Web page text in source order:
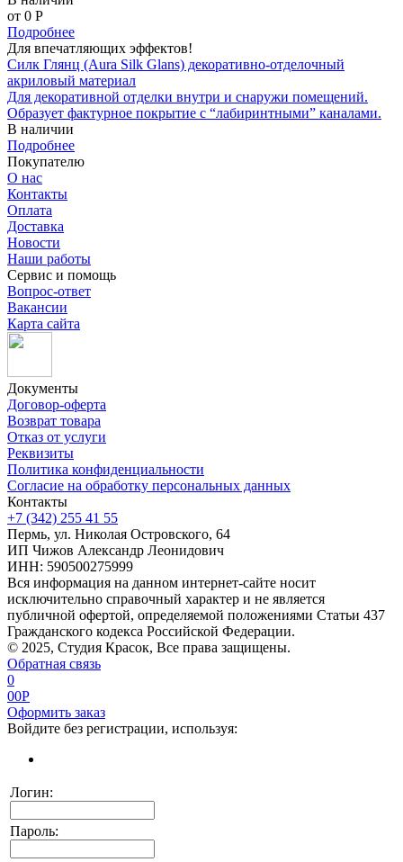
от 0 P
Подробнее
Для впечатляющих эффектов!
Силк Глянц (Aura Silk Glans) декоративно-отделочный
акриловый материал
Для декоративной отделки внутри и снаружи помещений.
Образует фактурное покрытие с “лабиринтными” каналами.
В наличии
Подробнее
Покупателю
О нас
Контакты
Оплата
Доставка
Новости
Наши работы
Сервис и помощь
Вопрос-ответ
Вакансии
Карта сайта
Документы
Договор-оферта
Возврат товара
Отказ от услуги
Реквизиты
Политика конфиденциальности
Согласие на обработку персональных данных
Контакты
+7 (342) 255 41 55
Пермь, ул. Николая Островского, 64
ИП Чижов Александр Леонидович
ИНН: 590500275999
Вся информация на данном интернет-сайте носит
исключительно справочный характер и не является
публичной офертой, определяемой положениями Статьи 437
Гражданского кодекса Российской Федерации.
© 2025, Студия Красок, Все права защищены.
Обратная связь
0
00P
Оформить заказ
Войдите без регистрации, используя:
Логин:
Пароль: